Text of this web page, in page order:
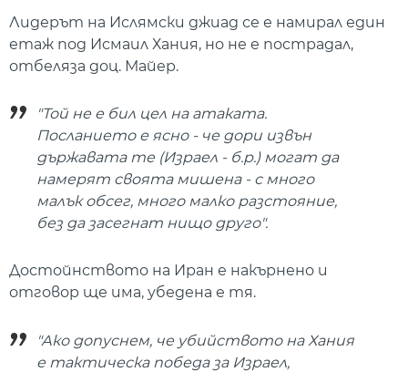
Лидерът на Ислямски джиад се е намирал един
етаж под Исмаил Хания, но не е пострадал,
отбеляза доц. Майер.
"Той не е бил цел на атаката.
Посланието е ясно - че дори извън
държавата те (Израел - б.р.) могат да
намерят своята мишена - с много
малък обсег, много малко разстояние,
без да засегнат нищо друго".
Достойнството на Иран е накърнено и
отговор ще има, убедена е тя.
"Ако допуснем, че убийството на Хания
е тактическа победа за Израел,